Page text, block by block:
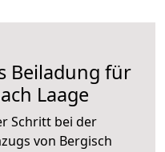
Beiladung für
Laage
Schritt bei der
von Bergisch